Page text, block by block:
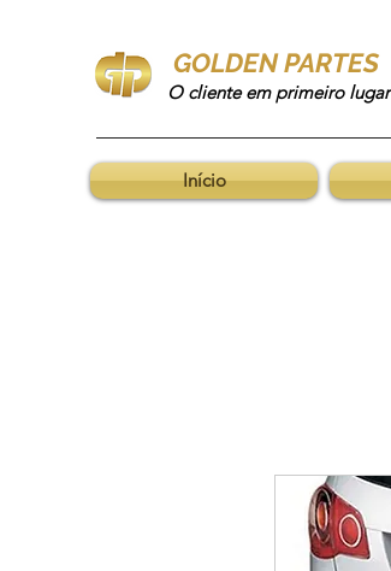
GOLDEN PARTES
O cliente em primeiro lugar
Início